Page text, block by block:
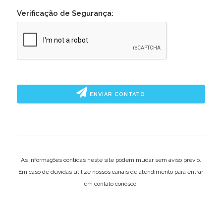
Verificação de Segurança:
ENVIAR CONTATO
As informações contidas neste site podem mudar sem aviso prévio.
Em caso de dúvidas utilize nossos canais de atendimento para entrar
em contato conosco.